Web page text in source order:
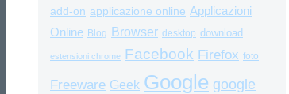
add-on applicazione online Applicazioni
Online Blog Browser desktop download
estensioni chrome Facebook Firefox foto
Freeware Geek Google google